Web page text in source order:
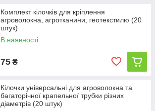
Комплект кілочків для кріплення
агроволокна, агротканини, геотекстилю (20
штук)
В наявності
75 ₴
Кілочки універсальні для агроволокна та
багаторічної крапельної трубки різних
діаметрів (20 штук)